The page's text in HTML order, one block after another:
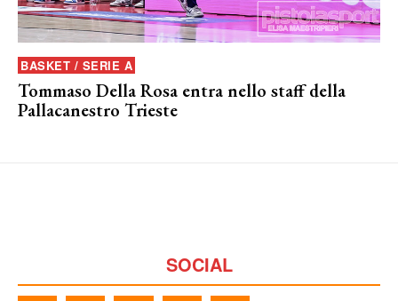
BASKET / SERIE A
Tommaso Della Rosa entra nello staff della
Pallacanestro Trieste
SOCIAL